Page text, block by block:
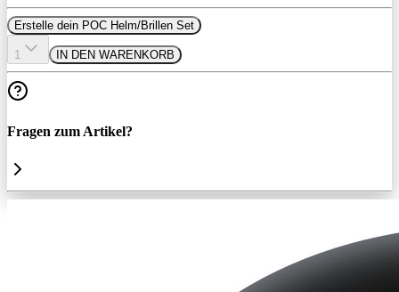
Erstelle dein POC Helm/Brillen Set
1 IN DEN WARENKORB
Fragen zum Artikel?